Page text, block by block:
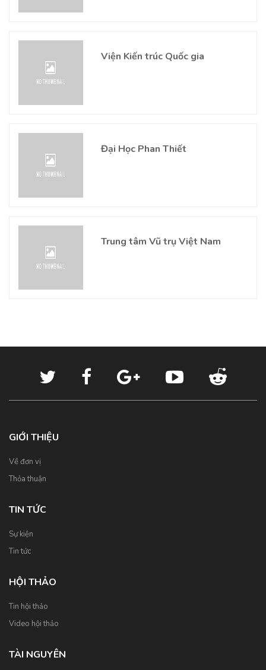
Viện Kiến trúc Quốc gia
Đại Học Phan Thiết
Trung tâm Vũ trụ Việt Nam
GIỚI THIỆU
Về đơn vị
Thỏa thuận
TIN TỨC
Sự kiện
Tin tức
HỘI THẢO
Tin hội thảo
Video hội thảo
TÀI NGUYÊN